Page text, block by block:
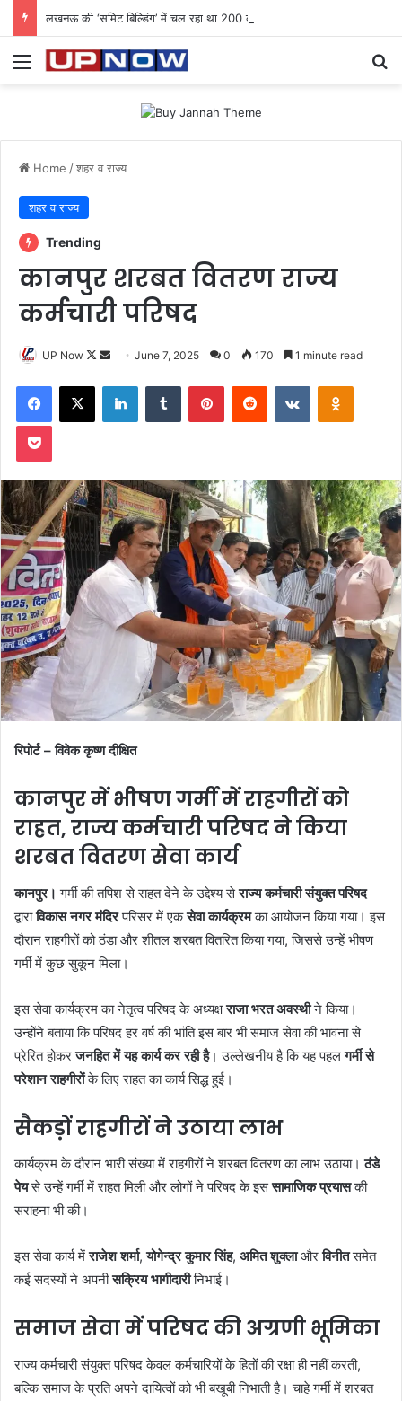
Menu
Home /शहर व राज्य
शहर व राज्य
Trending
कानपुर शरबत वितरण राज्य
कर्मचारी परिषद
UP Now
Follow
Send
email
June 7, 2025 0 170 1 minute read
Facebook
X LinkedInTumblr PinterestReddit VKontakte
Pocket
रिपोर्ट – विवेक कृष्ण दीक्षित
कानपुर में भीषण गर्मी में राहगीरों को
राहत, राज्य कर्मचारी परिषद ने किया
शरबत वितरण सेवा कार्य
कानपुर। गर्मी की तपिश से राहत देने के उद्देश्य सेराज्य कर्मचारी संयुक्त परिषद
द्वाराविकास नगर मंदिरपरिसर में एकसेवा कार्यक्रमका आयोजन किया गया। इस
दौरान राहगीरों को ठंडा और शीतल शरबत वितरित किया गया, जिससे उन्हें भीषण
गर्मी में कुछ सुकून मिला।
इस सेवा कार्यक्रम का नेतृत्व परिषद के अध्यक्षराजा भरत अवस्थीने किया।
उन्होंने बताया कि परिषद हर वर्ष की भांति इस बार भी समाज सेवा की भावना से
प्रेरित होकरजनहित में यह कार्य कर रही है। उल्लेखनीय है कि यह पहलगर्मी से
परेशान राहगीरोंके लिए राहत का कार्य सिद्ध हुई।
सैकड़ों राहगीरों ने उठाया लाभ
कार्यक्रम के दौरान भारी संख्या में राहगीरों ने शरबत वितरण का लाभ उठाया।ठंडे
पेयसे उन्हें गर्मी में राहत मिली और लोगों ने परिषद के इससामाजिक प्रयासकी
सराहना भी की।
इस सेवा कार्य मेंराजेश शर्मा,योगेन्द्र कुमार सिंह, अमित शुक्लाऔरविनीतसमेत
कई सदस्यों ने अपनीसक्रिय भागीदारीनिभाई।
समाज सेवा में परिषद की अग्रणी भूमिका
राज्य कर्मचारी संयुक्त परिषद केवल कर्मचारियों के हितों की रक्षा ही नहीं करती,
बल्कि समाज के प्रति अपने दायित्वों को भी बखूबी निभाती है। चाहे गर्मी में शरबत